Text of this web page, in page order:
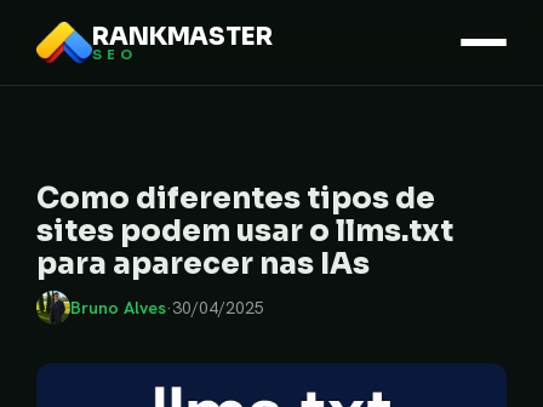
RANKMASTER
SEO
Como diferentes tipos de
sites podem usar o llms.txt
para aparecer nas IAs
Bruno Alves·30/04/2025